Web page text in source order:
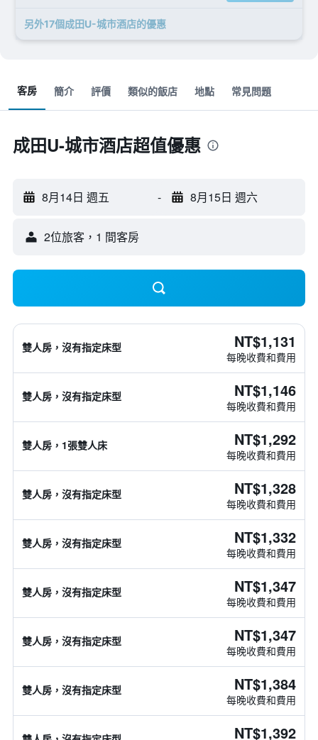
另外17個成田U-城市酒店​的優惠
客房 簡介 評價 類似的飯店 地點 常見問題
成田U-城市酒店超值優惠
8月14日 週五 - 8月15日 週六
2位旅客，1 間客房
雙人房，沒有指定床型 NT$1,131
每晚收費和費用
雙人房，沒有指定床型 NT$1,146
每晚收費和費用
雙人房，1張雙人床 NT$1,292
每晚收費和費用
雙人房，沒有指定床型 NT$1,328
每晚收費和費用
雙人房，沒有指定床型 NT$1,332
每晚收費和費用
雙人房，沒有指定床型 NT$1,347
每晚收費和費用
雙人房，沒有指定床型 NT$1,347
每晚收費和費用
雙人房，沒有指定床型 NT$1,384
每晚收費和費用
NT$1,392